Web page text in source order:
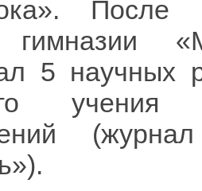
гимназии
5 научных